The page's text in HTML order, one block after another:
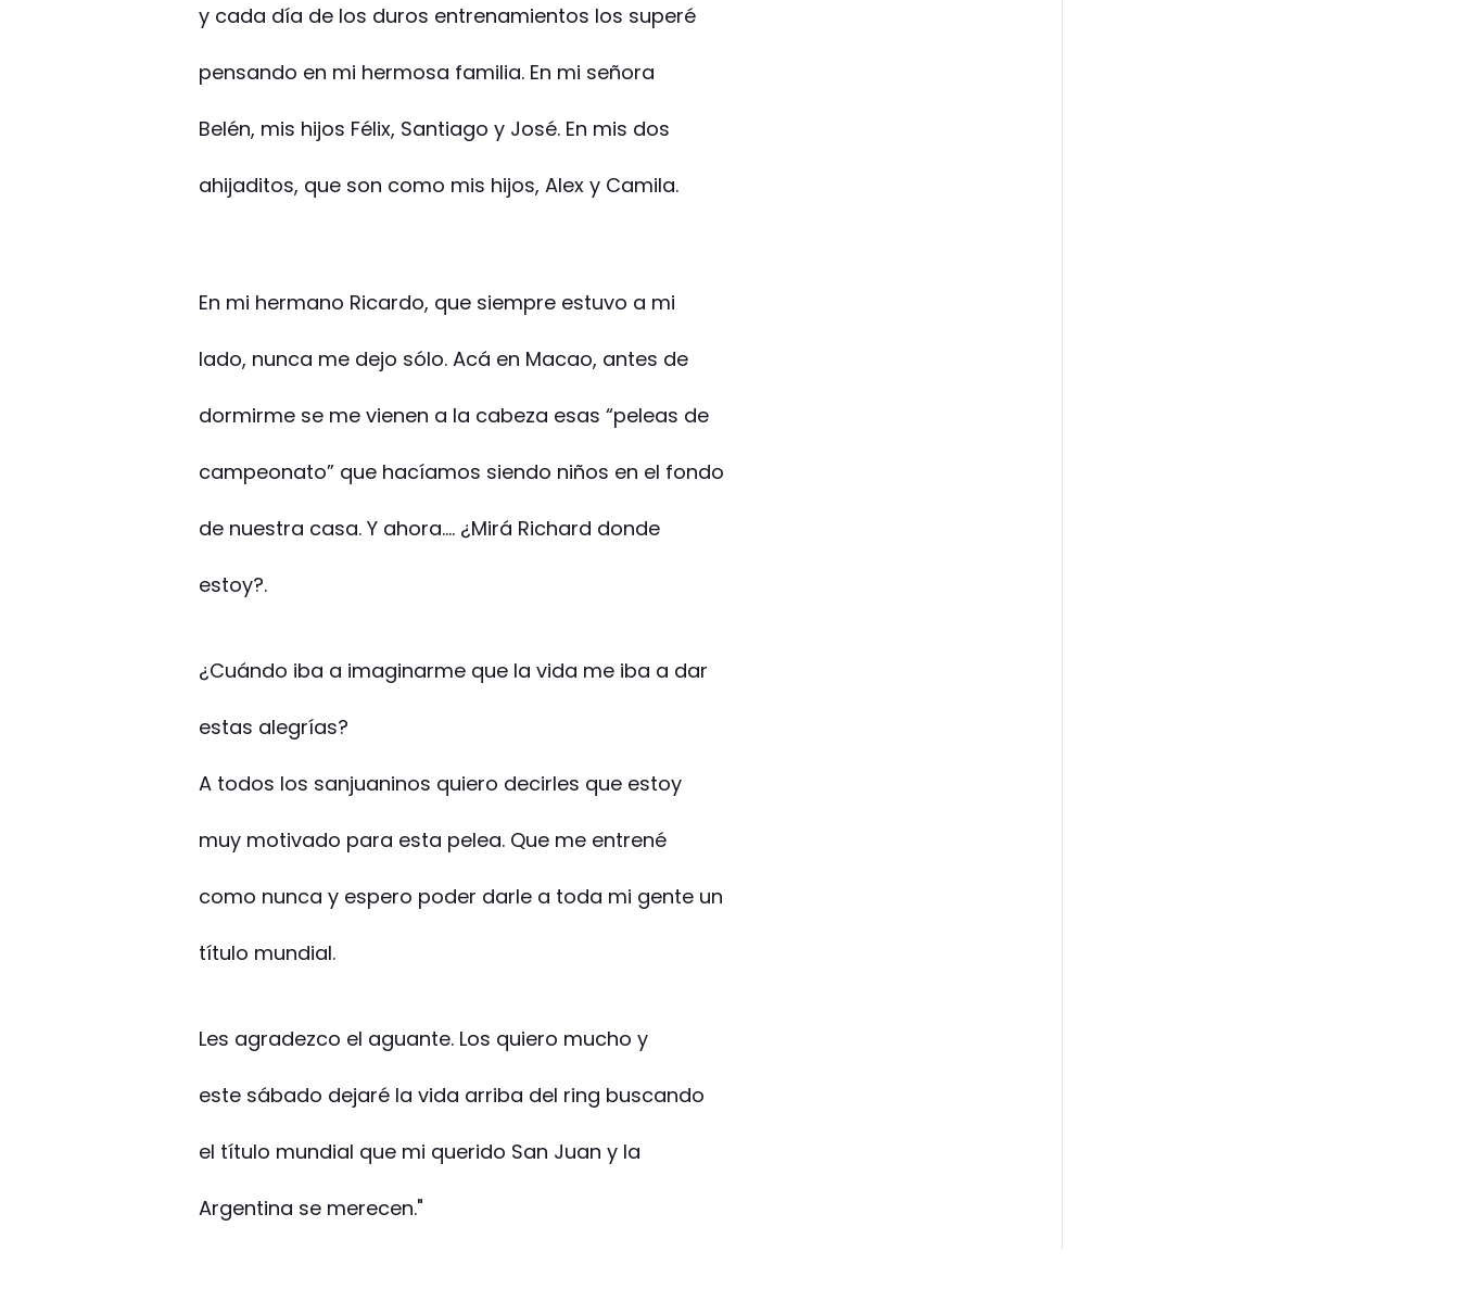
y cada día de los duros entrenamientos los superé
pensando en mi hermosa familia. En mi señora
Belén, mis hijos Félix, Santiago y José. En mis dos
ahijaditos, que son como mis hijos, Alex y Camila.
En mi hermano Ricardo, que siempre estuvo a mi
lado, nunca me dejo sólo. Acá en Macao, antes de
dormirme se me vienen a la cabeza esas “peleas de
campeonato” que hacíamos siendo niños en el fondo
de nuestra casa. Y ahora…. ¿Mirá Richard donde
estoy?.
¿Cuándo iba a imaginarme que la vida me iba a dar
estas alegrías?
A todos los sanjuaninos quiero decirles que estoy
muy motivado para esta pelea. Que me entrené
como nunca y espero poder darle a toda mi gente un
título mundial.
Les agradezco el aguante. Los quiero mucho y
este sábado dejaré la vida arriba del ring buscando
el título mundial que mi querido San Juan y la
Argentina se merecen."